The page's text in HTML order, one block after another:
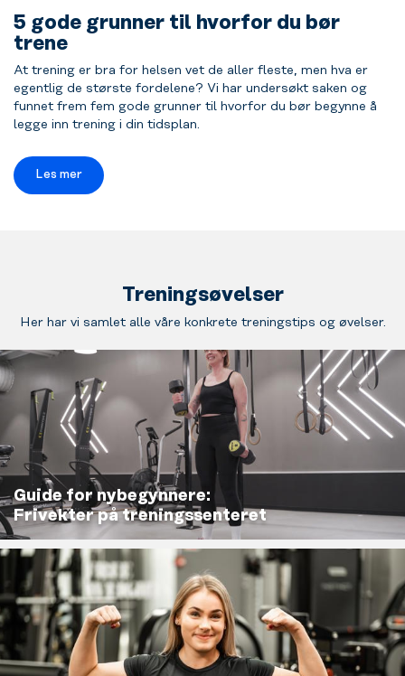
5 gode grunner til hvorfor du bør
trene
At trening er bra for helsen vet de aller fleste, men hva er
egentlig de største fordelene? Vi har undersøkt saken og
funnet frem fem gode grunner til hvorfor du bør begynne å
legge inn trening i din tidsplan.
Les mer
Treningsøvelser
Her har vi samlet alle våre konkrete treningstips og øvelser.
Guide for nybegynnere:
Frivekter på treningssenteret